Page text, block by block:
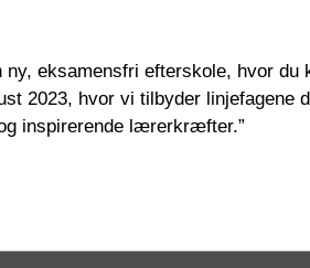
eksamensfri efterskole, hvor du
2023, hvor vi tilbyder linjefagene
inspirerende lærerkræfter.”